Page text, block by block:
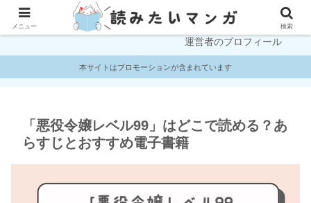
プライバシーポリシー お問い合わせ
運営者のプロフィール
本サイトはプロモーションが含まれています
「悪役令嬢レベル99」はどこで読める？あ
らすじとおすすめ電子書籍
メニュー 検索